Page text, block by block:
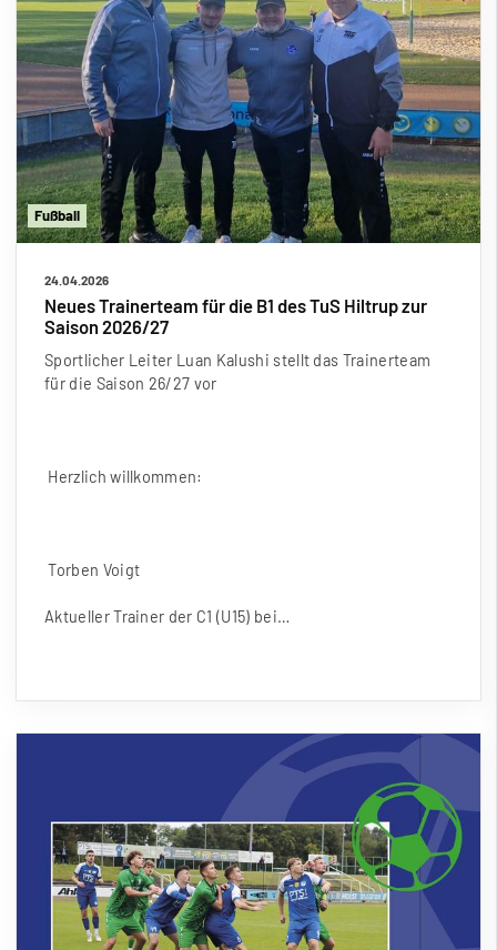
Fußball
24.04.2026
Neues Trainerteam für die B1 des TuS Hiltrup zur
Saison 2026/27
Sportlicher Leiter Luan Kalushi stellt das Trainerteam
für die Saison 26/27 vor
Herzlich willkommen:
Torben Voigt
Aktueller Trainer der C1 (U15) bei…